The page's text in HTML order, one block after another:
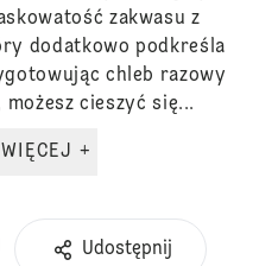
zakwasu z
dodatkowo podkreśla
chleb razowy
cieszyć się...
POKAŻ WIĘCEJ +
Udostępnij